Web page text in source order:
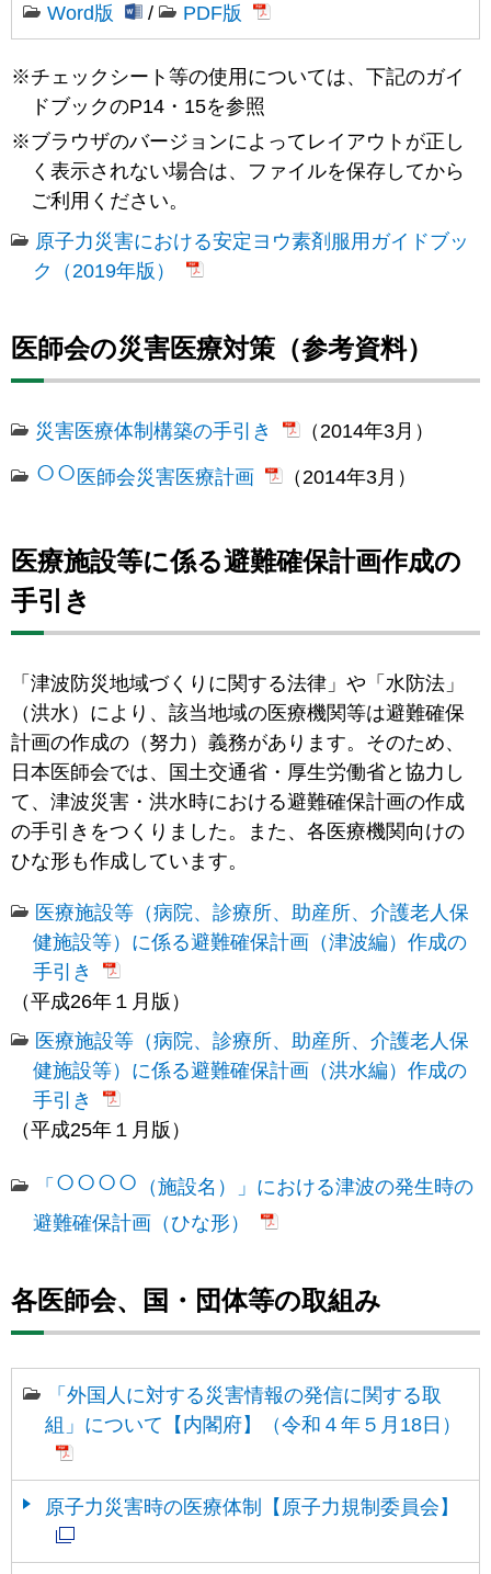
Word版
/ PDF版
チェックシート等の使用については、下記のガイ
ドブックのP14・15を参照
ブラウザのバージョンによってレイアウトが正し
く表示されない場合は、ファイルを保存してから
ご利用ください。
原子力災害における安定ヨウ素剤服用ガイドブッ
ク（2019年版）
医師会の災害医療対策（参考資料）
災害医療体制構築の手引き （2014年3月）
○○医師会災害医療計画 （2014年3月）
医療施設等に係る避難確保計画作成の
手引き
「津波防災地域づくりに関する法律」や「水防法」
（洪水）により、該当地域の医療機関等は避難確保
計画の作成の（努力）義務があります。そのため、
日本医師会では、国土交通省・厚生労働省と協力し
て、津波災害・洪水時における避難確保計画の作成
の手引きをつくりました。また、各医療機関向けの
ひな形も作成しています。
医療施設等（病院、診療所、助産所、介護老人保
健施設等）に係る避難確保計画（津波編）作成の
手引き
（平成26年１月版）
医療施設等（病院、診療所、助産所、介護老人保
健施設等）に係る避難確保計画（洪水編）作成の
手引き
（平成25年１月版）
「○○○○ （施設名）」における津波の発生時の
避難確保計画（ひな形）
各医師会、国・団体等の取組み
「外国人に対する災害情報の発信に関する取
組」について【内閣府】（令和４年５月18日）
原子力災害時の医療体制【原子力規制委員会】